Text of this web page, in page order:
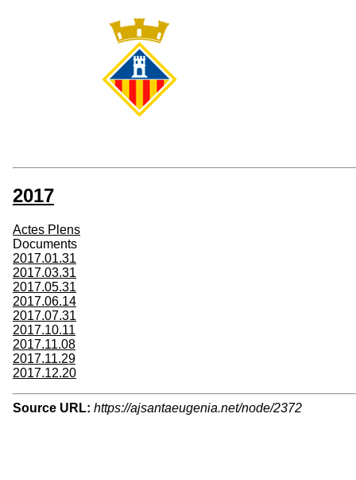
2017
Actes Plens
Documents
2017.01.31
2017.03.31
2017.05.31
2017.06.14
2017.07.31
2017.10.11
2017.11.08
2017.11.29
2017.12.20
Source URL: https://ajsantaeugenia.net/node/2372